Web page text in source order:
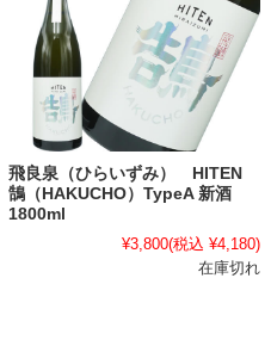
飛良泉（ひらいずみ） HITEN
鵠（HAKUCHO）TypeA 新酒
1800ml
¥3,800(税込 ¥4,180)
在庫切れ